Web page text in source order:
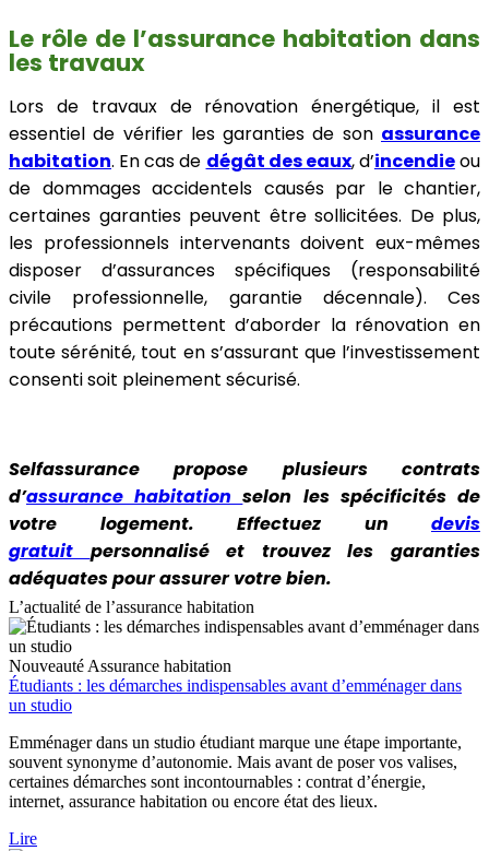
Le rôle de l’assurance habitation dans
les travaux
Lors de travaux de rénovation énergétique, il est
essentiel de vérifier les garanties de son assurance
habitation. En cas de dégât des eaux, d’incendieou
de dommages accidentels causés par le chantier,
certaines garanties peuvent être sollicitées. De plus,
les professionnels intervenants doivent eux-mêmes
disposer d’assurances spécifiques (responsabilité
civile professionnelle, garantie décennale). Ces
précautions permettent d’aborder la rénovation en
toute sérénité, tout en s’assurant que l’investissement
consenti soit pleinement sécurisé.
Selfassurance propose plusieurs contrats
d’assurance habitationselon les spécificités de
votre logement. Effectuez un devis
gratuit personnalisé et trouvez les garanties
adéquates pour assurer votre bien.
L’actualité de l’assurance habitation
Nouveauté Assurance habitation
Étudiants : les démarches indispensables avant d’emménager dans
un studio
Emménager dans un studio étudiant marque une étape importante,
souvent synonyme d’autonomie. Mais avant de poser vos valises,
certaines démarches sont incontournables : contrat d’énergie,
internet, assurance habitation ou encore état des lieux.
Lire